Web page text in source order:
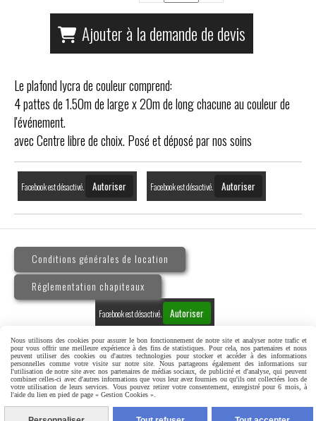
Ajouter à la demande de devis
Le plafond lycra de couleur comprend:
4 pattes de 1.50m de large x 20m de long chacune au couleur de
l'événement.
avec Centre libre de choix. Posé et déposé par nos soins
Facebook est désactivé. Autoriser Facebook est désactivé. Autoriser
Conditions générales de location
Réglementation chapiteaux
Facebook est désactivé. Autoriser
MENTIONS LÉGALES GESTION COOKIES
CRÉER UN SITE INTERNET MILLE ET UNE NUITS EVENEMENTS
Nous utilisons des cookies pour assurer le bon fonctionnement de notre site et analyser notre trafic et
pour vous offrir une meilleure expérience à des fins de statistiques. Pour cela, nos partenaires et nous
peuvent utiliser des cookies ou d'autres technologies pour stocker et accéder à des informations
personnelles comme votre visite sur notre site. Nous partageons également des informations sur
l'utilisation de notre site avec nos partenaires de médias sociaux, de publicité et d'analyse, qui peuvent
combiner celles-ci avec d'autres informations que vous leur avez fournies ou qu'ils ont collectées lors de
votre utilisation de leurs services. Vous pouvez retirer votre consentement, enregistré pour 6 mois, à
l'aide du lien en pied de page « Gestion Cookies ».